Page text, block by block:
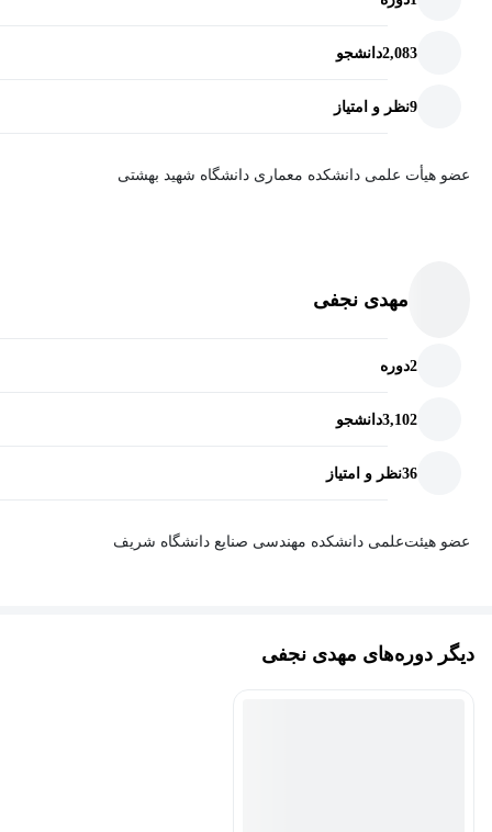
- ریاست هیئت‌مدیره شرکت شتاب سامان پیوند
2,083دانشجو
9نظر و امتیاز
عضو هیأت علمی دانشکده معماری دانشگاه شهید بهشتی
مهدی نجفی
2دوره
3,102دانشجو
36نظر و امتیاز
عضو هیئت‌علمی دانشکده مهندسی صنایع دانشگاه شریف
دیگر دوره‌های مهدی نجفی